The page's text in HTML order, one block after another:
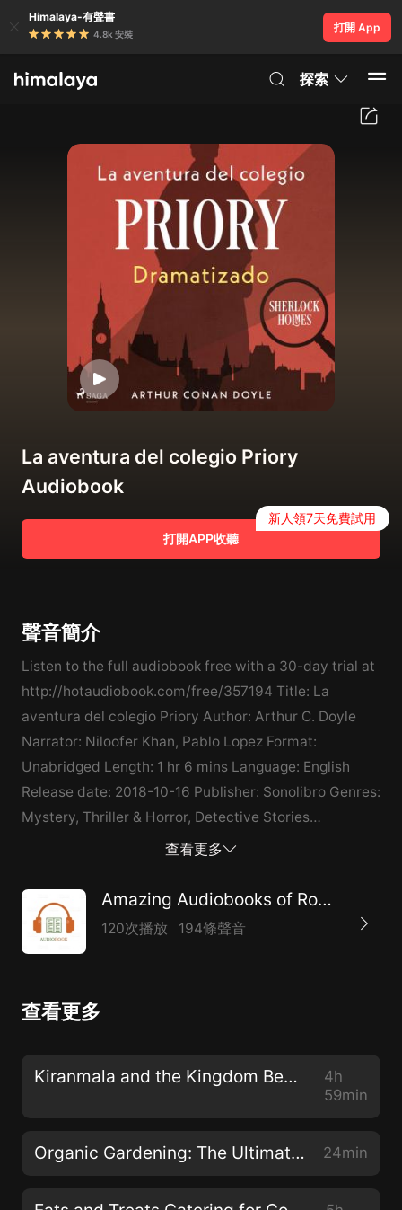
Himalaya-有聲書
4.8k 安裝
打開 App
探索
La aventura del colegio Priory
Audiobook
打開APP收聽
新人領7天免費試用
聲音簡介
Listen to the full audiobook free with a 30-day trial at
http://hotaudiobook.com/free/357194 Title: La
aventura del colegio Priory Author: Arthur C. Doyle
Narrator: Niloofer Khan, Pablo Lopez Format:
Unabridged Length: 1 hr 6 mins Language: English
Release date: 2018-10-16 Publisher: Sonolibro Genres:
Mystery, Thriller & Horror, Detective Stories
Publisher's Summary: El colegio Priory es una de las
sus alumnos a los hijos de los personajes públicos más
importantes del momento. Cuando el hijo de un
conocido miembro de la sociedad británica
niño. En este extraño suceso las manifestaciones de
de culpa, se van a combinar para convertirse en los
protagonistas de esta original aventura. Contact:
查看更多
Amazing Audiobooks of Romance
120次播放 194條聲音
查看更多
Kiranmala and the Kingdom Beyond #2: Game of Stars Audiobook
4h
59min
Organic Gardening: The Ultimate Guide to Starting a Healthy Garden Audiobook 24min